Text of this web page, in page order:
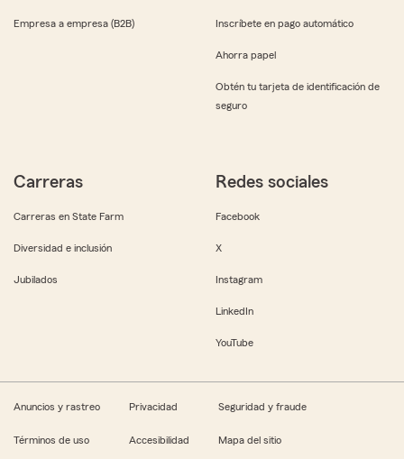
Empresa a empresa (B2B) Inscríbete en pago automático
Ahorra papel
Obtén tu tarjeta de identificación de
seguro
Carreras
Carreras en State Farm
Diversidad e inclusión
Jubilados
Redes sociales
Facebook
X
Instagram
LinkedIn
YouTube
Anuncios y rastreo Privacidad Seguridad y fraude
Términos de uso Accesibilidad Mapa del sitio